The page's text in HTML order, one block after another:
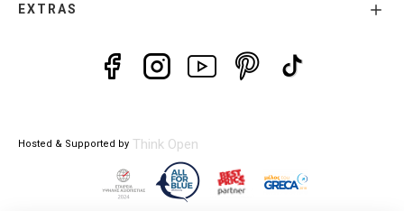
EXTRAS
Hosted & Supported by Think Open